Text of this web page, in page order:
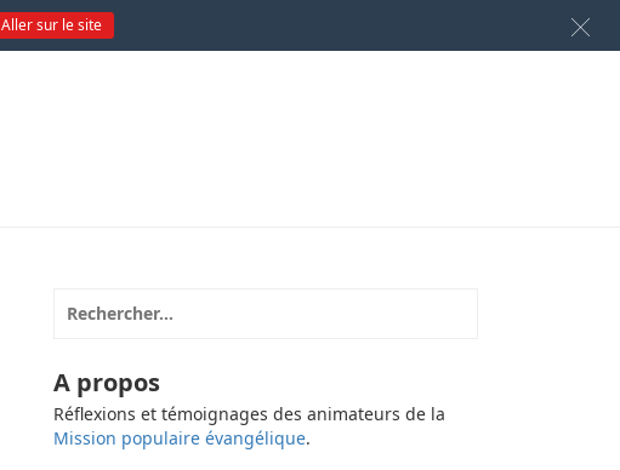
A propos
Réflexions et témoignages des animateurs de la
Mission populaire évangélique.
Aller sur le site